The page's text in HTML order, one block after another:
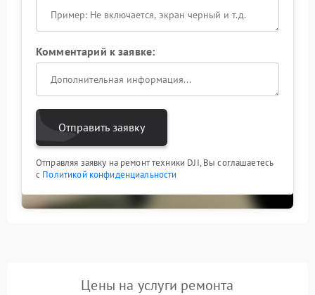
Комментарий к заявке:
Отправить заявку
Отправляя заявку на ремонт техники DJI, Вы соглашаетесь
с Политикой конфиденциальности
Цены на услуги ремонта